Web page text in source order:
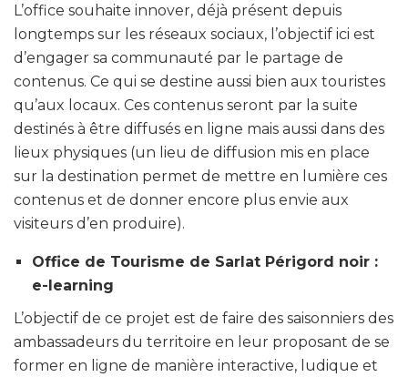
L’office souhaite innover, déjà présent depuis
longtemps sur les réseaux sociaux, l’objectif ici est
d’engager sa communauté par le partage de
contenus. Ce qui se destine aussi bien aux touristes
qu’aux locaux. Ces contenus seront par la suite
destinés à être diffusés en ligne mais aussi dans des
lieux physiques (un lieu de diffusion mis en place
sur la destination permet de mettre en lumière ces
contenus et de donner encore plus envie aux
visiteurs d’en produire).
Office de Tourisme de Sarlat Périgord noir :
e-learning
L’objectif de ce projet est de faire des saisonniers des
ambassadeurs du territoire en leur proposant de se
former en ligne de manière interactive, ludique et